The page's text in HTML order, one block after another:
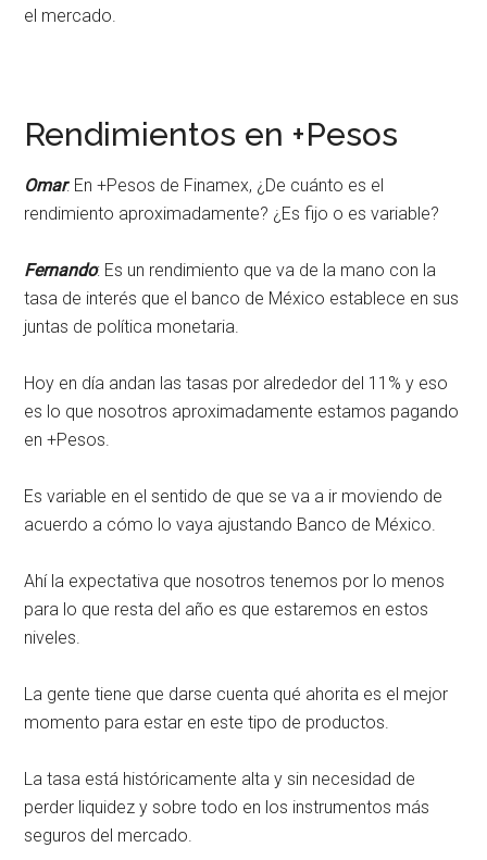
el mercado.
Rendimientos en +Pesos
Omar: En +Pesos de Finamex, ¿De cuánto es el
rendimiento aproximadamente? ¿Es fijo o es variable?
Fernando: Es un rendimiento que va de la mano con la
tasa de interés que el banco de México establece en sus
juntas de política monetaria.
Hoy en día andan las tasas por alrededor del 11% y eso
es lo que nosotros aproximadamente estamos pagando
en +Pesos.
Es variable en el sentido de que se va a ir moviendo de
acuerdo a cómo lo vaya ajustando Banco de México.
Ahí la expectativa que nosotros tenemos por lo menos
para lo que resta del año es que estaremos en estos
niveles.
La gente tiene que darse cuenta qué ahorita es el mejor
momento para estar en este tipo de productos.
La tasa está históricamente alta y sin necesidad de
perder liquidez y sobre todo en los instrumentos más
seguros del mercado.